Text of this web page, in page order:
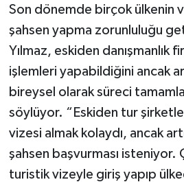
Son dönemde birçok ülkenin
şahsen yapma zorunluluğu
Yılmaz, eskiden danışmanlık
işlemleri yapabildiğini ancak
bireysel olarak süreci
söylüyor. “Eskiden tur
vizesi almak kolaydı, ancak
şahsen başvurması isteniyor.
turistik vizeyle giriş yapıp